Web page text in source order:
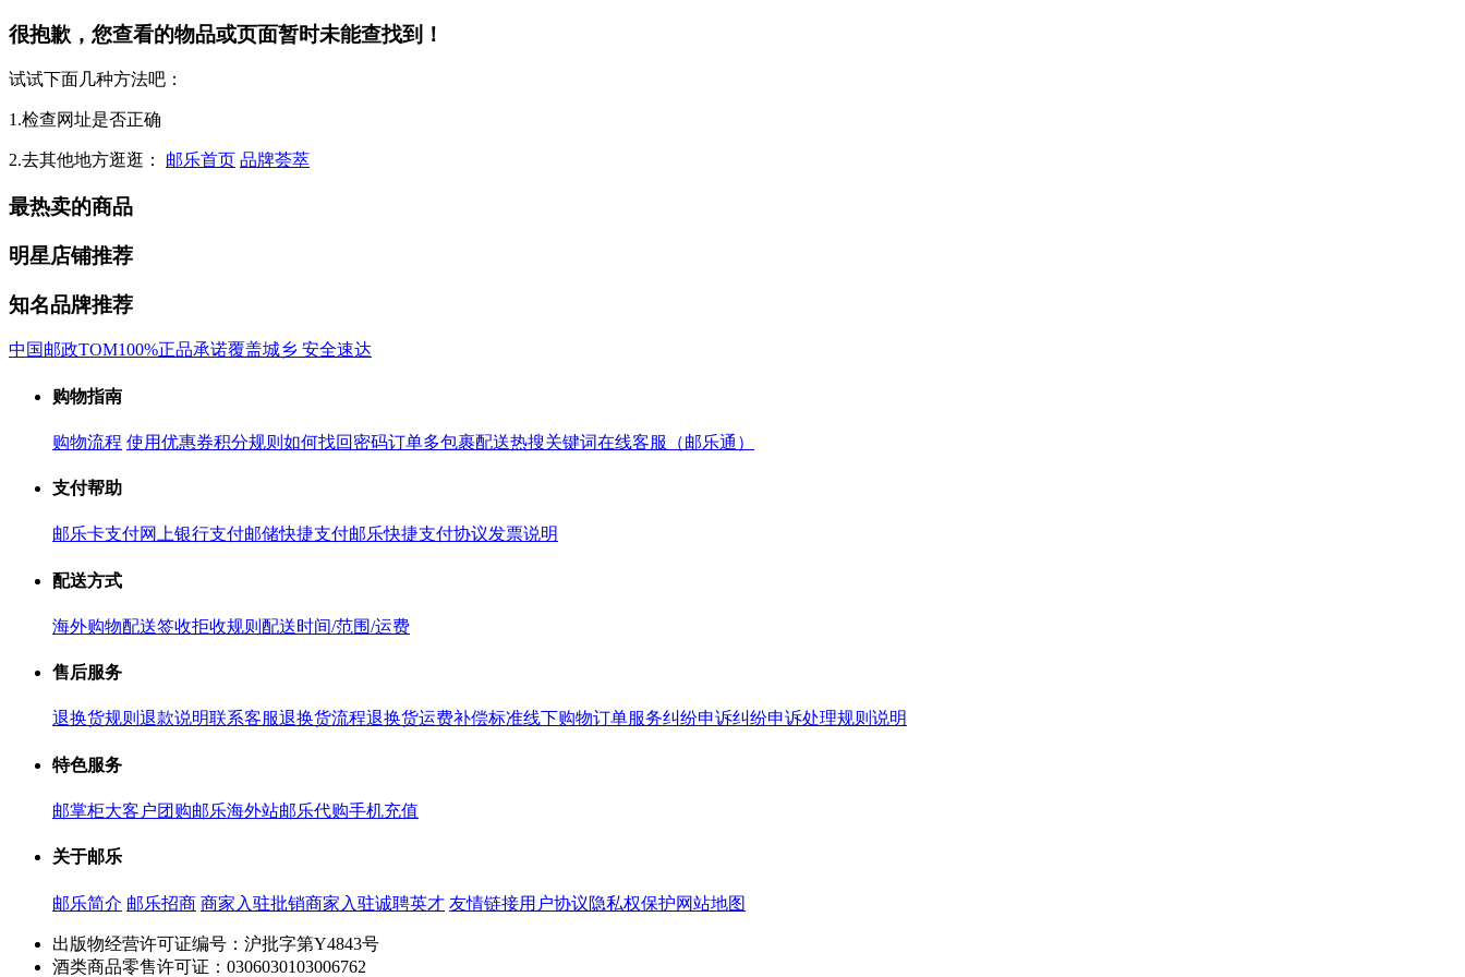
很抱歉，您查看的物品或页面暂时未能查找到！
试试下面几种方法吧：
1.检查网址是否正确
2.去其他地方逛逛： 邮乐首页 品牌荟萃
最热卖的商品
明星店铺推荐
知名品牌推荐
中国邮政TOM100%正品承诺覆盖城乡 安全速达
购物指南
购物流程 使用优惠券积分规则 如何找回密码订单多包裹配送热搜关键词在线客服（邮乐通）
支付帮助
邮乐卡支付网上银行支付邮储快捷支付邮乐快捷支付协议发票说明
配送方式
海外购物配送签收拒收规则 配送时间/范围/运费
售后服务
退换货规则 退款说明联系客服退换货流程退换货运费补偿标准线下购物订单服务纠纷申诉纠纷申诉处理规则说明
特色服务
邮掌柜大客户团购邮乐海外站邮乐代购手机充值
关于邮乐
邮乐简介 邮乐招商 商家入驻批销商家入驻诚聘英才 友情链接用户协议隐私权保护网站地图
出版物经营许可证编号：沪批字第Y4843号
酒类商品零售许可证：0306030103006762